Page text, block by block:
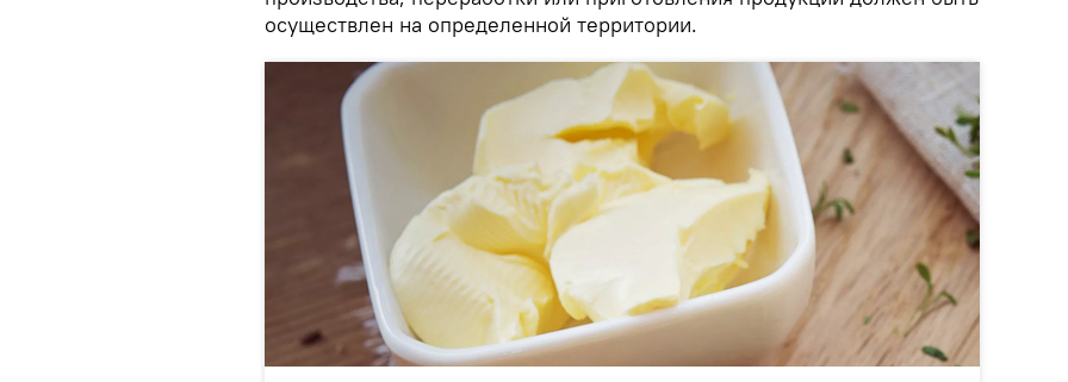
осуществлен на определенной территории.